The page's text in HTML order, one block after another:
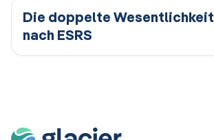
Die doppelte
nach ESRS